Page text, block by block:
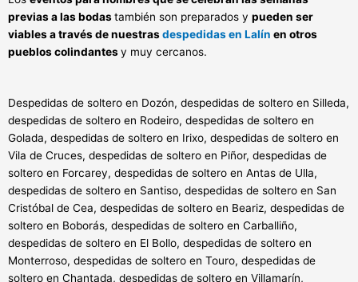
previas a las bodastambién son preparados y pueden ser
viables a través de nuestrasdespedidas en Lalín en otros
pueblos colindantesy muy cercanos.
Despedidas de soltero en Dozón, despedidas de soltero en Silleda,
despedidas de soltero en Rodeiro, despedidas de soltero en
Golada, despedidas de soltero en Irixo, despedidas de soltero en
Vila de Cruces, despedidas de soltero en Piñor, despedidas de
soltero en Forcarey, despedidas de soltero en Antas de Ulla,
despedidas de soltero en Santiso, despedidas de soltero en San
Cristóbal de Cea, despedidas de soltero en Beariz, despedidas de
soltero en Boborás, despedidas de soltero en Carballiño,
despedidas de soltero en El Bollo, despedidas de soltero en
Monterroso, despedidas de soltero en Touro, despedidas de
soltero en Chantada, despedidas de soltero en Villamarín,